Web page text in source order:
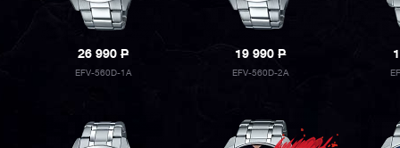
26 990P
EFV-560D-1A
19 990P
EFV-560D-2A